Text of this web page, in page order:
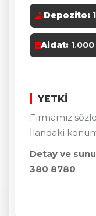
Depozito:
Aidat:
YETKİ
Firmamız
İlandaki
Detay ve
380 8780